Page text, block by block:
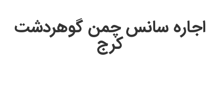
اجاره سانس چمن گوهردشت
کرج